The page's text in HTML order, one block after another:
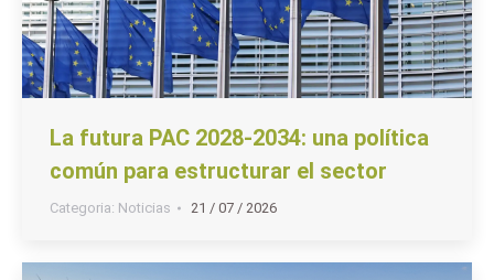
La futura PAC 2028-2034: una política
común para estructurar el sector
Categoria: Noticias 21 / 07 / 2026